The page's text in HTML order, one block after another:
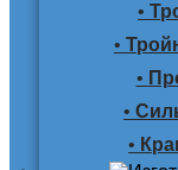
•
•
•
•
•